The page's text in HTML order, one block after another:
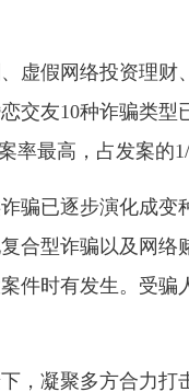
假网络投资理财
交友10种诈骗类
率最高，占发案的1/
已逐步演化成变
合型诈骗以及网络
件时有发生。受骗
凝聚多方合力打